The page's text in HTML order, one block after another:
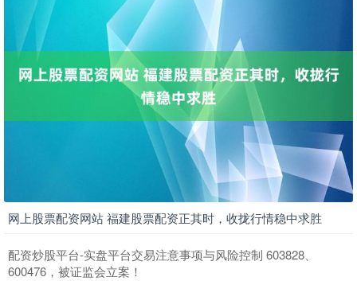
网上股票配资网站 福建股票配资正其时，收拢行情稳中求胜
配资炒股平台-实盘平台交易注意事项与风险控制 603828、
600476，被证监会立案！